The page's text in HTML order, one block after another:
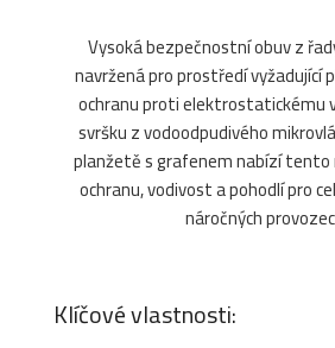
Vysoká bezpečnostní obuv z
navržená pro prostředí vyžadující
ochranu proti elektrostatickému
svršku z vodoodpudivého
planžetě s grafenem nabízí tento
ochranu, vodivost a pohodlí pro
náročných
Klíčové vlastnosti: